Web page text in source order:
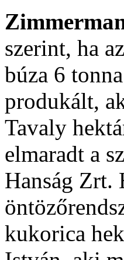
szerint, ha
búza 6
produkált,
Tavaly
elmaradt a
Hanság Zrt.
kukorica